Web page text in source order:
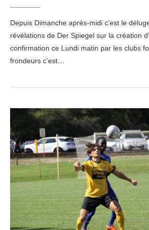
Depuis Dimanche après-midi c’est le
révélations de Der Spiegel sur la création
confirmation ce Lundi matin par les clubs
frondeurs c’est…